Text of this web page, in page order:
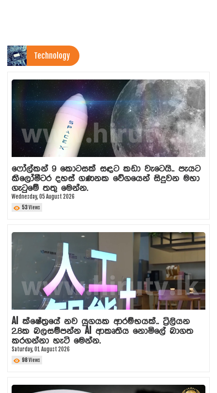
Technology
ෆෝල්කන් 9 කොටසක් සඳට කඩා වැටෙයි.. පැයට
කිලෝමීටර දහස් ගණනක වේගයෙන් සිදුවන මහා
ගැටුමේ තතු මෙන්න.
Wednesday, 05 August 2026
53Views
AI ක්ෂේත්‍රයේ නව යුගයක ආරම්භයක්.. ට්‍රිලියන
2.8ක බලසම්පන්න AI ආකෘතිය නොමිලේ බාගත
කරගන්නා හැටි මෙන්න.
Saturday, 01 August 2026
98Views